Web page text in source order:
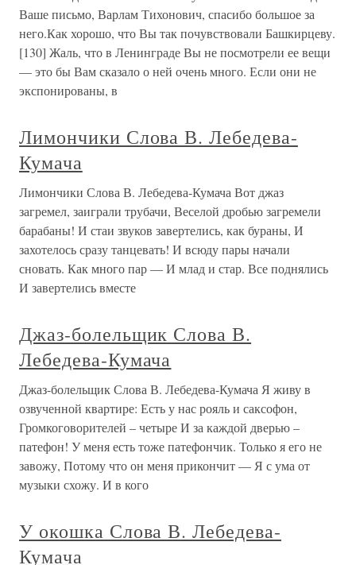
Ваше письмо, Варлам Тихонович, спасибо большое за
него.Как хорошо, что Вы так почувствовали Башкирцеву.
[130] Жаль, что в Ленинграде Вы не посмотрели ее вещи
— это бы Вам сказало о ней очень много. Если они не
экспонированы, в
Лимончики Слова В. Лебедева-
Кумача
Лимончики Слова В. Лебедева-Кумача Вот джаз
загремел, заиграли трубачи, Веселой дробью загремели
барабаны! И стаи звуков завертелись, как бураны, И
захотелось сразу танцевать! И всюду пары начали
сновать. Как много пар — И млад и стар. Все поднялись
И завертелись вместе
Джаз-болельщик Слова В.
Лебедева-Кумача
Джаз-болельщик Слова В. Лебедева-Кумача Я живу в
озвученной квартире: Есть у нас рояль и саксофон,
Громкоговорителей – четыре И за каждой дверью –
патефон! У меня есть тоже патефончик. Только я его не
завожу, Потому что он меня прикончит — Я с ума от
музыки схожу. И в кого
У окошка Слова В. Лебедева-
Кумача